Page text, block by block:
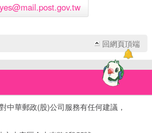
回網頁頂端
中華郵政(股)公司服務有任何建議，